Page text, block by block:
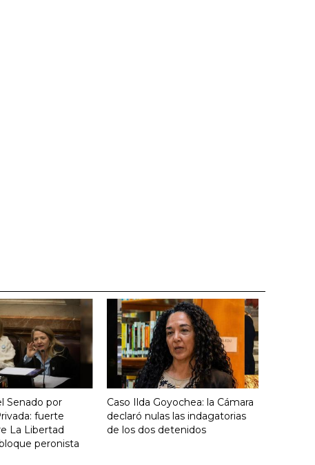
Senado por
fuerte
La Libertad
peronista
Caso Ilda Goyochea: la Cámara
declaró nulas las indagatorias
de los dos detenidos